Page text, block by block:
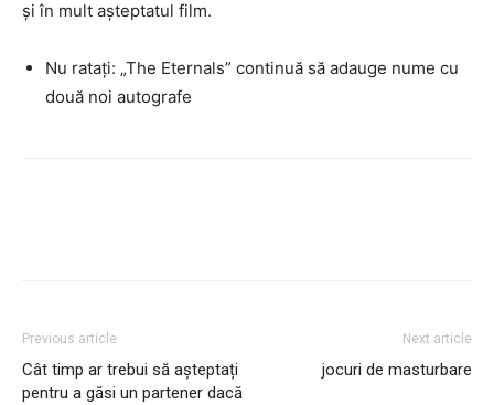
și în mult așteptatul film.
Nu ratați: „The Eternals” continuă să adauge nume cu
două noi autografe
Previous article
Cât timp ar trebui să așteptați
pentru a găsi un partener dacă
Next article
jocuri de masturbare